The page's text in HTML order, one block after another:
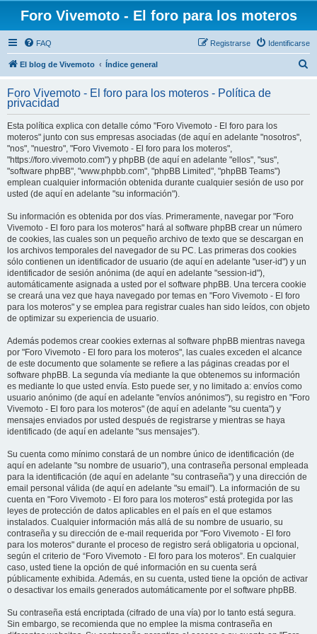
Foro Vivemoto - El foro para los moteros
FAQ Identificarse
Registrarse
El blog de Vivemoto Índice general
c
Foro Vivemoto - El foro para los moteros - Política de
privacidad
Esta política explica con detalle cómo "Foro Vivemoto - El foro para los
moteros" junto con sus empresas asociadas (de aquí en adelante "nosotros",
"nos", "nuestro", "Foro Vivemoto - El foro para los moteros",
"https://foro.vivemoto.com") y phpBB (de aquí en adelante "ellos", "sus",
"software phpBB", "www.phpbb.com", "phpBB Limited", "phpBB Teams")
emplean cualquier información obtenida durante cualquier sesión de uso por
usted (de aquí en adelante "su información").
Su información es obtenida por dos vías. Primeramente, navegar por "Foro
Vivemoto - El foro para los moteros" hará al software phpBB crear un número
de cookies, las cuales son un pequeño archivo de texto que se descargan en
los archivos temporales del navegador de su PC. Las primeras dos cookies
sólo contienen un identificador de usuario (de aquí en adelante "user-id") y un
identificador de sesión anónima (de aquí en adelante "session-id"),
automáticamente asignada a usted por el software phpBB. Una tercera cookie
se creará una vez que haya navegado por temas en "Foro Vivemoto - El foro
para los moteros" y se emplea para registrar cuales han sido leídos, con objeto
de optimizar su experiencia de usuario.
Además podemos crear cookies externas al software phpBB mientras navega
por "Foro Vivemoto - El foro para los moteros", las cuales exceden el alcance
de este documento que solamente se refiere a las páginas creadas por el
software phpBB. La segunda vía mediante la que obtenemos su información
es mediante lo que usted envía. Esto puede ser, y no limitado a: envíos como
usuario anónimo (de aquí en adelante "envíos anónimos"), su registro en "Foro
Vivemoto - El foro para los moteros" (de aquí en adelante "su cuenta") y
mensajes enviados por usted después de registrarse y mientras se haya
identificado (de aquí en adelante "sus mensajes").
Su cuenta como mínimo constará de un nombre único de identificación (de
aquí en adelante "su nombre de usuario"), una contraseña personal empleada
para la identificación (de aquí en adelante "su contraseña") y una dirección de
email personal válida (de aquí en adelante "su email"). La información de su
cuenta en "Foro Vivemoto - El foro para los moteros" está protegida por las
leyes de protección de datos aplicables en el país en el que estamos
instalados. Cualquier información más allá de su nombre de usuario, su
contraseña y su dirección de e-mail requerida por "Foro Vivemoto - El foro
para los moteros" durante el proceso de registro será obligatoria u opcional,
según el criterio de “Foro Vivemoto - El foro para los moteros”. En cualquier
caso, usted tiene la opción de qué información en su cuenta será
públicamente exhibida. Además, en su cuenta, usted tiene la opción de activar
o desactivar los emails generados automáticamente por el software phpBB.
Su contraseña está encriptada (cifrado de una vía) por lo tanto está segura.
Sin embargo, se recomienda que no emplee la misma contraseña en